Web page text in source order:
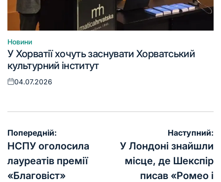
Опублікувати
у
Новини
У Хорватії хочуть заснувати Хорватський
культурний інститут
Оприлюднено
04.07.2026
Навігація
записів
Попередній:
НСПУ оголосила
лауреатів премії
«Благовіст»
Наступний:
У Лондоні знайшли
місце, де Шекспір
писав «Ромео і